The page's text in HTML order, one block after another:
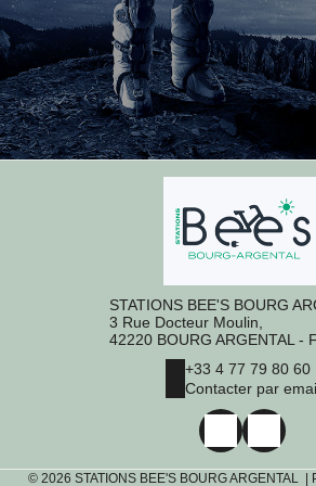
STATIONS BEE'S BOURG
3 Rue Docteur Moulin,
42220 BOURG ARGENTAL -
+33 4 77 79 80 60
Contacter par
© 2026 STATIONS BEE'S BOURG ARGENTAL